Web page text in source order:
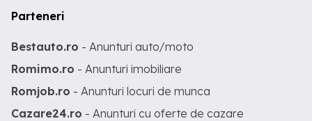
Parteneri
Bestauto.ro - Anunturi auto/moto
Romimo.ro - Anunturi imobiliare
Romjob.ro - Anunturi locuri de munca
Cazare24.ro - Anunturi cu oferte de cazare